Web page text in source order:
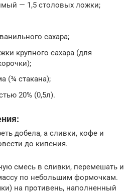
— 1,5 столовых ложки;
сахара;
крупного сахара (для
(¾ стакана);
20% (0,5л).
добела, а сливки, кофе и
до кипения.
смесь в сливки, перемешать и
по небольшим формочкам.
на противень, наполненный